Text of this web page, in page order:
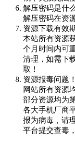
解压密码是什
解压密码在资
资源下载有效
本站所有资源
个月时间内可
清理，如需下
取！
资源报毒问题！
网站所有资源
部分资源均为
各大手机厂商
报为病毒，请
平台提交查毒